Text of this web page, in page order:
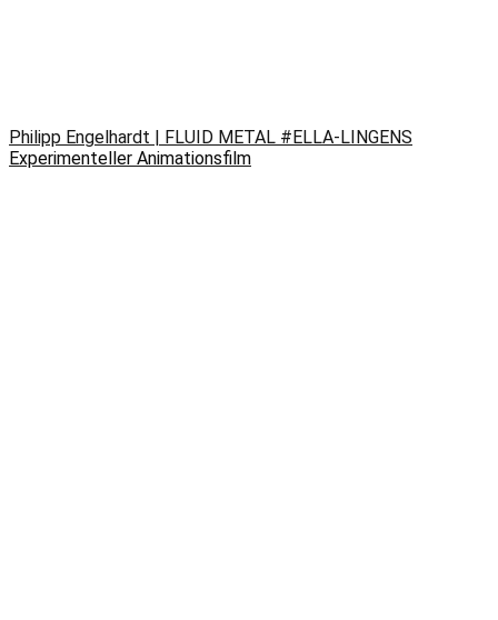
Philipp Engelhardt | FLUID METAL #ELLA-LINGENS
Experimenteller Animationsfilm